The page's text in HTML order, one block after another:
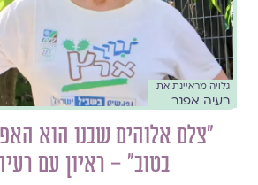
גלויה מראיינת את
רעיה אפנר
"צלם אלוהים שבנו הוא
בטוב" – ראיון עם